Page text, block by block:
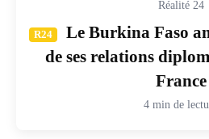
Réalité 24
R24
Le Burkina Faso
de ses relations
France
4 min de